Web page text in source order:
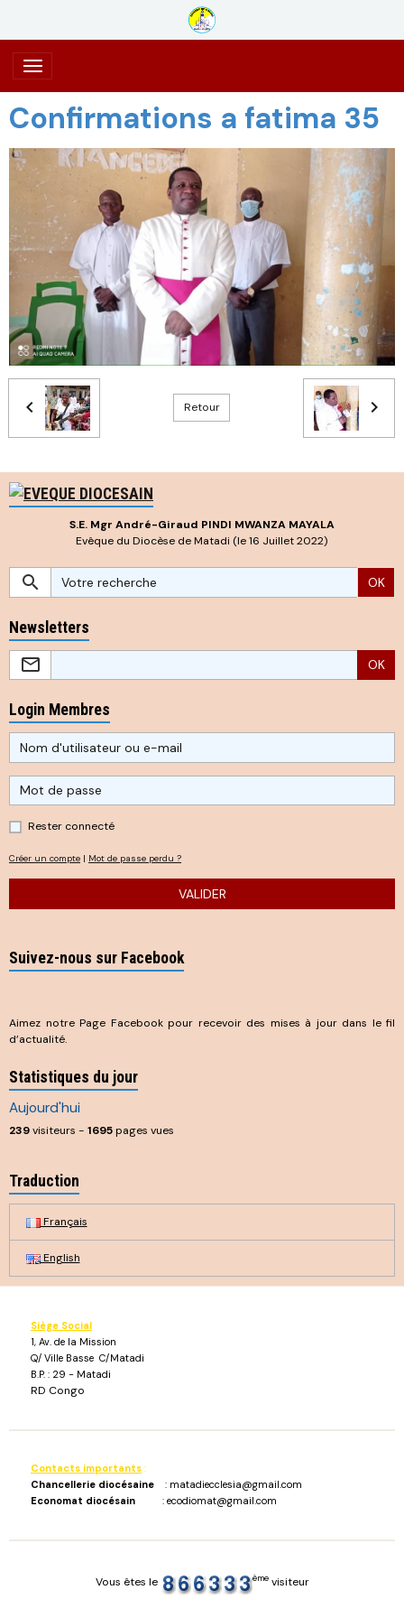
Confirmations a fatima 35
Retour
S.E. Mgr André-Giraud PINDI MWANZA MAYALA
Evêque du Diocèse de Matadi (le 16 Juillet 2022)
OK
Newsletters
OK
Login Membres
Rester connecté
Créer un compte | Mot de passe perdu ?
VALIDER
Suivez-nous sur Facebook
Aimez notre Page Facebook pour recevoir des mises à jour dans le fil
d’actualité.
Statistiques du jour
Aujourd'hui
239visiteurs - 1695pages vues
Traduction
Français
English
Siège Social
1, Av. de la Mission
Q/ Ville Basse C/Matadi
B.P. : 29 - Matadi
RD Congo
Contacts importants :
Chancellerie diocésaine : matadiecclesia@gmail.com
Economat diocésain : ecodiomat@gmail.com
Vous êtes le èmevisiteur